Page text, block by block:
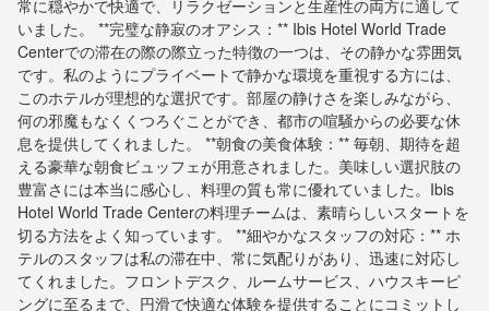
常に穏やかで快適で、リラクゼーションと生産性の両方に適して
いました。 **完璧な静寂のオアシス：** Ibis Hotel World Trade
Centerでの滞在の際の際立った特徴の一つは、その静かな雰囲気
です。私のようにプライベートで静かな環境を重視する方には、
このホテルが理想的な選択です。部屋の静けさを楽しみながら、
何の邪魔もなくくつろぐことができ、都市の喧騒からの必要な休
息を提供してくれました。 **朝食の美食体験：** 毎朝、期待を超
える豪華な朝食ビュッフェが用意されました。美味しい選択肢の
豊富さには本当に感心し、料理の質も常に優れていました。Ibis
Hotel World Trade Centerの料理チームは、素晴らしいスタートを
切る方法をよく知っています。 **細やかなスタッフの対応：** ホ
テルのスタッフは私の滞在中、常に気配りがあり、迅速に対応し
てくれました。フロントデスク、ルームサービス、ハウスキーピ
ングに至るまで、円滑で快適な体験を提供することにコミットし